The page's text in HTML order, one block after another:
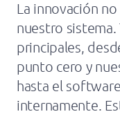
La innovación
nuestro
principales,
punto cero y
hasta el
internamente.